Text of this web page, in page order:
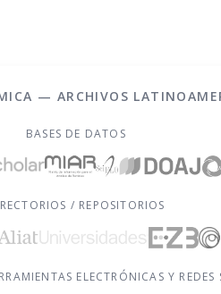
— ARCHIVOS
BASES DE DATOS
/ REPOSITORIOS
ELECTRÓNICAS Y REDES